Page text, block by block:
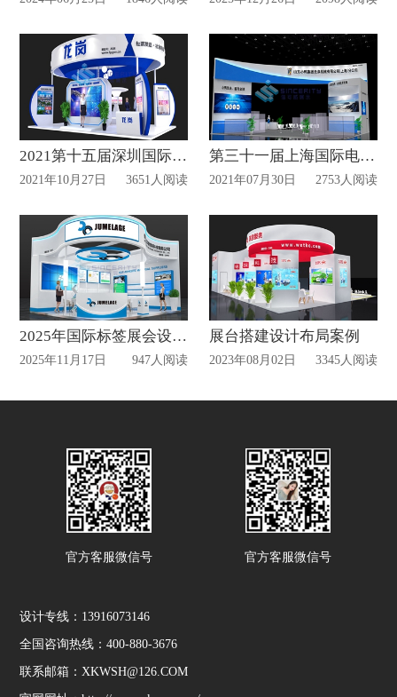
2021第十五届深圳国际金融博览会案例赏析
2021年10月27日 3651人阅读
第三十一届上海国际电力设备及技术展览会
2021年07月30日 2753人阅读
2025年国际标签展会设计搭建解析
2025年11月17日 947人阅读
展台搭建设计布局案例
2023年08月02日 3345人阅读
官方客服微信号 官方客服微信号
设计专线：13916073146
全国咨询热线：400-880-3676
联系邮箱：XKWSH@126.COM